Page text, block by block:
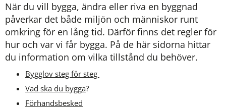
När du vill bygga, ändra eller riva en byggnad
påverkar det både miljön och människor runt
omkring för en lång tid. Därför finns det regler för
hur och var vi får bygga. På de här sidorna hittar
du information om vilka tillstånd du behöver.
Bygglov steg för steg
Vad ska du bygga?
Förhandsbesked